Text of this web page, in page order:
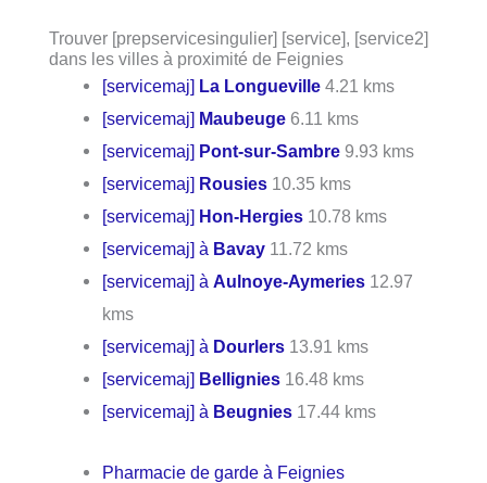
Trouver [prepservicesingulier] [service], [service2]
dans les villes à proximité de Feignies
[servicemaj] La Longueville 4.21 kms
[servicemaj] Maubeuge 6.11 kms
[servicemaj] Pont-sur-Sambre 9.93 kms
[servicemaj] Rousies 10.35 kms
[servicemaj] Hon-Hergies 10.78 kms
[servicemaj] à Bavay 11.72 kms
[servicemaj] àAulnoye-Aymeries 12.97
kms
[servicemaj] à Dourlers 13.91 kms
[servicemaj] Bellignies 16.48 kms
[servicemaj] à Beugnies 17.44 kms
Pharmacie de garde à Feignies